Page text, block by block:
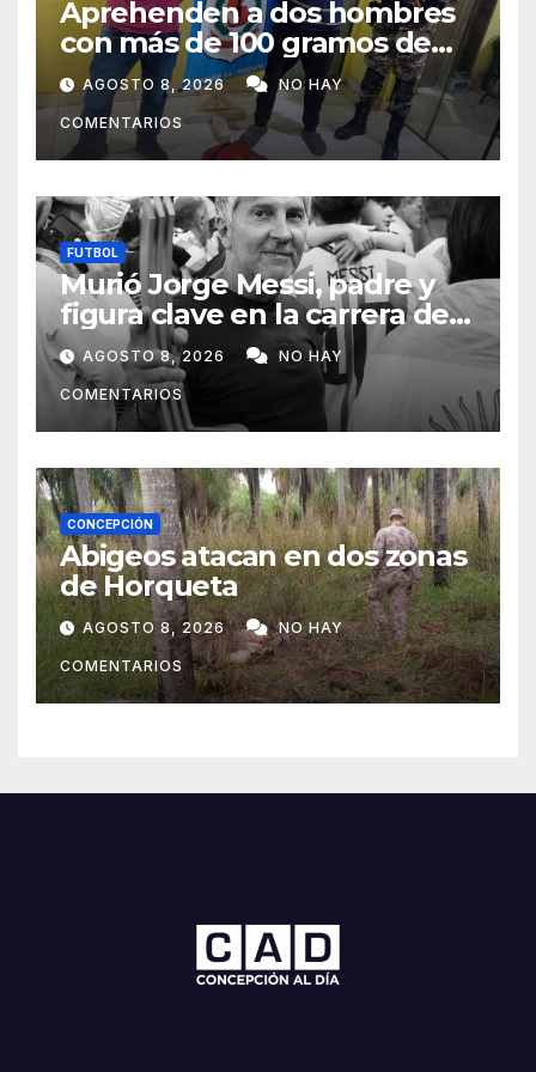
Aprehenden a dos hombres
con más de 100 gramos de
supuesta marihuana en
Horqueta
AGOSTO 8, 2026 NO HAY
COMENTARIOS
FUTBOL
Murió Jorge Messi, padre y
figura clave en la carrera de
Lionel Messi
AGOSTO 8, 2026 NO HAY
COMENTARIOS
CONCEPCIÓN
Abigeos atacan en dos zonas
de Horqueta
AGOSTO 8, 2026 NO HAY
COMENTARIOS